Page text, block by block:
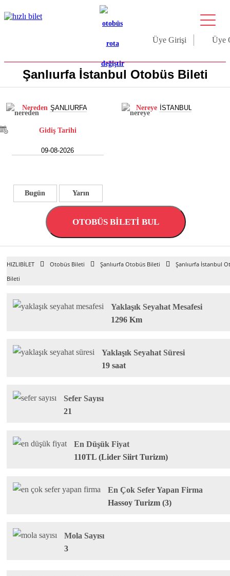
Üye Girişi Üye
Şanlıurfa İstanbul Otobüs Bileti
Nereden Nereye
Gidiş Tarihi
Bugün Yarın
OTOBÜS BİLETİ BUL
HIZLIBİLET Otobüs Bileti Şanlıurfa Otobüs Bileti
Şanlıurfa İstanbul
Bileti
Yaklaşık Seyahat Mesafesi
1296 Km
Yaklaşık Seyahat Süresi
19 saat
Sefer Sayısı
21
En Düşük Fiyat
110TL (Lider Siirt Turizm)
En Çok Sefer Yapan Firma
Hassoy Turizm (3)
Mola Sayısı
3